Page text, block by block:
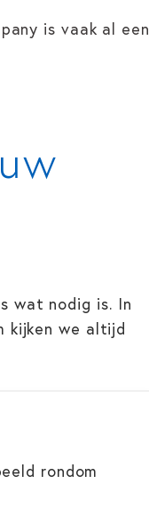
is vaak al een
wat nodig is. In
kijken we altijd
rondom